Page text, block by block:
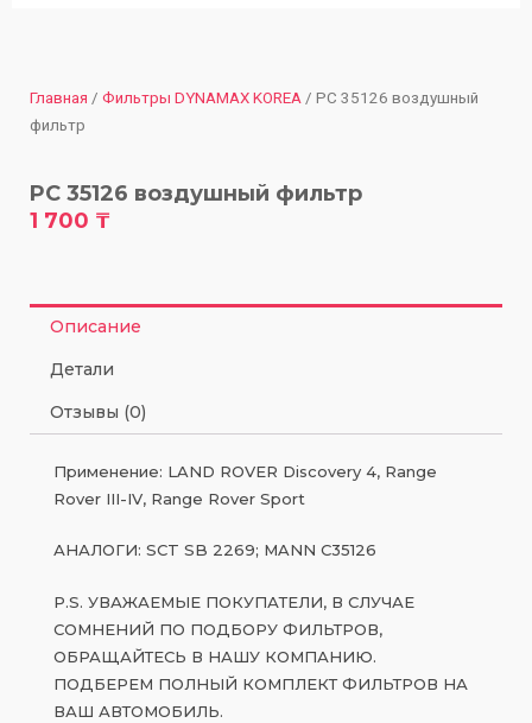
Главная / Фильтры DYNAMAX KOREA / PC 35126 воздушный
фильтр
PC 35126 воздушный фильтр
1 700 ₸
Описание
Детали
Отзывы (0)
Применение: LAND ROVER Discovery 4, Range
Rover III-IV, Range Rover Sport
АНАЛОГИ: SCT SB 2269; MANN C35126
P.S. УВАЖАЕМЫЕ ПОКУПАТЕЛИ, В СЛУЧАЕ
СОМНЕНИЙ ПО ПОДБОРУ ФИЛЬТРОВ,
ОБРАЩАЙТЕСЬ В НАШУ КОМПАНИЮ.
ПОДБЕРЕМ ПОЛНЫЙ КОМПЛЕКТ ФИЛЬТРОВ НА
ВАШ АВТОМОБИЛЬ.